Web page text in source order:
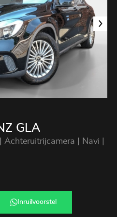
GLA
| Navi |
Inruilvoorstel